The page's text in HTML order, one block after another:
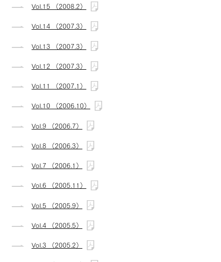
Vol.15 （2008.2）
Vol.14 （2007.3）
Vol.13 （2007.3）
Vol.12 （2007.3）
Vol.11 （2007.1）
Vol.10 （2006.10）
Vol.9 （2006.7）
Vol.8 （2006.3）
Vol.7 （2006.1）
Vol.6 （2005.11）
Vol.5 （2005.9）
Vol.4 （2005.5）
Vol.3 （2005.2）